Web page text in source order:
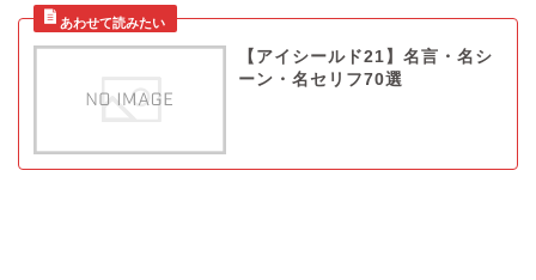
【アイシールド21】名言・名シ
ーン・名セリフ70選